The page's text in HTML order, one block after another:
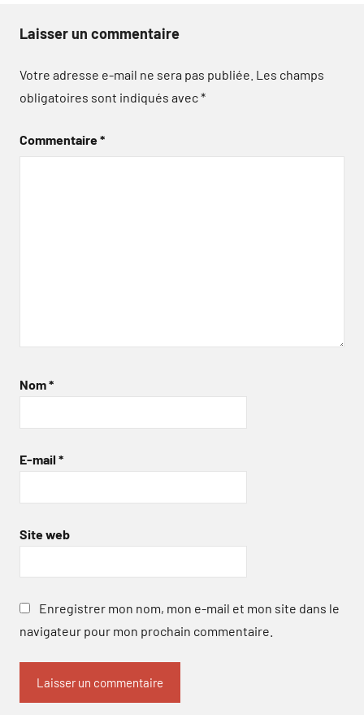
Laisser un commentaire
Votre adresse e-mail ne sera pas publiée. Les champs
obligatoires sont indiqués avec*
Commentaire*
Nom*
E-mail *
Site web
Enregistrer mon nom, mon e-mail et mon site dans le
navigateur pour mon prochain commentaire.